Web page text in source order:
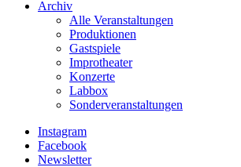
Archiv
Alle Veranstaltungen
Produktionen
Gastspiele
Improtheater
Konzerte
Labbox
Sonderveranstaltungen
Instagram
Facebook
Newsletter